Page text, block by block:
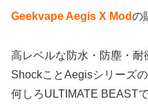
Geekvape Aegis X Modの
高レベルな防水・防塵・
ShockことAegisシリーズ
何しろULTIMATE BEAST